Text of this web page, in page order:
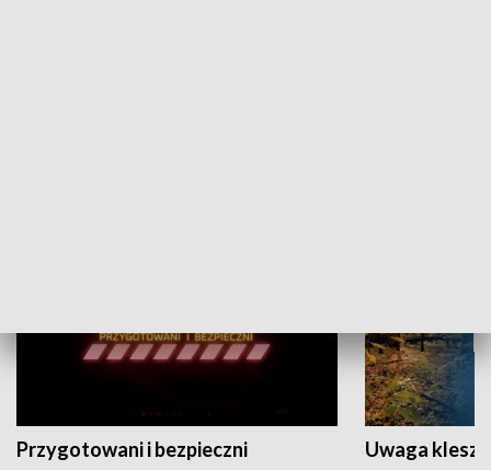
Przygotowani i bezpieczni Uwaga